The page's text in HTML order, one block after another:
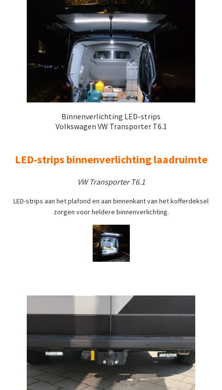
Binnenverlichting LED-strips
Volkswagen VW Transporter T6.1
LED-strips binnenverlichting laadruimte
VW Transporter T6.1
LED-strips aan het plafond en aan binnenkant van het kofferdeksel
zorgen voor heldere binnenverlichting.